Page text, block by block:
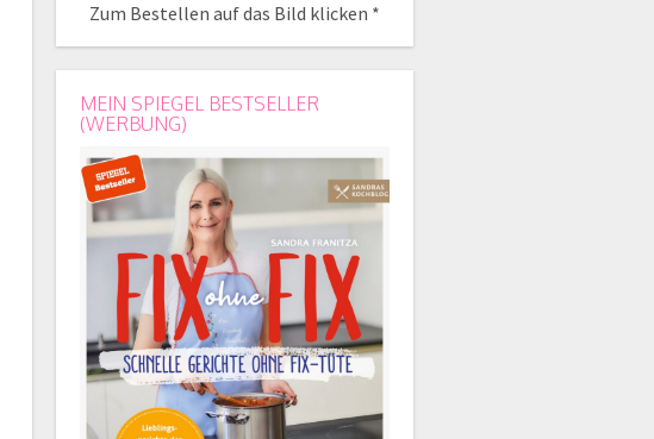
Zum Bestellen auf das Bild klicken *
MEIN SPIEGEL BESTSELLER
(WERBUNG)